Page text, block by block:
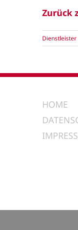
Zurück
Dienstleister
HOME